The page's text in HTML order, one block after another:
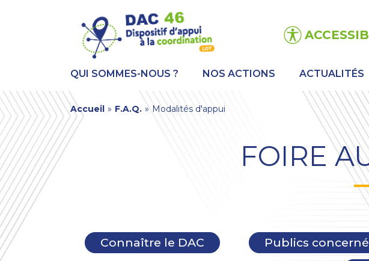
QUI SOMMES-NOUS ? NOS ACTIONS ACTUALITÉS
You
are
Accueil » F.A.Q. » Modalités d'appui
FOIRE
Connaître le DAC Publics